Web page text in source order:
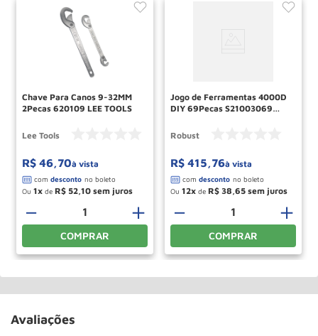
Chave Para Canos 9-32MM
2Pecas 620109 LEE TOOLS
Lee Tools
R$ 46 70à vista
Ou 1 de R$ 52 10
＋
－
COMPRAR
Jogo de Ferramentas 4000D
DIY 69Pecas S21003069
Robust
R$ 415 76à vista
Ou 12 de R$ 38 65
＋
－
COMPRAR
Avaliações